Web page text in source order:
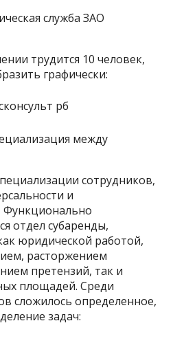
служба ЗАО
трудится 10 человек,
графически:
между
сотрудников,
и
Функционально
отдел субаренды,
юридической работой,
расторжением
претензий, так и
площадей. Среди
сложилось определенное,
задач: